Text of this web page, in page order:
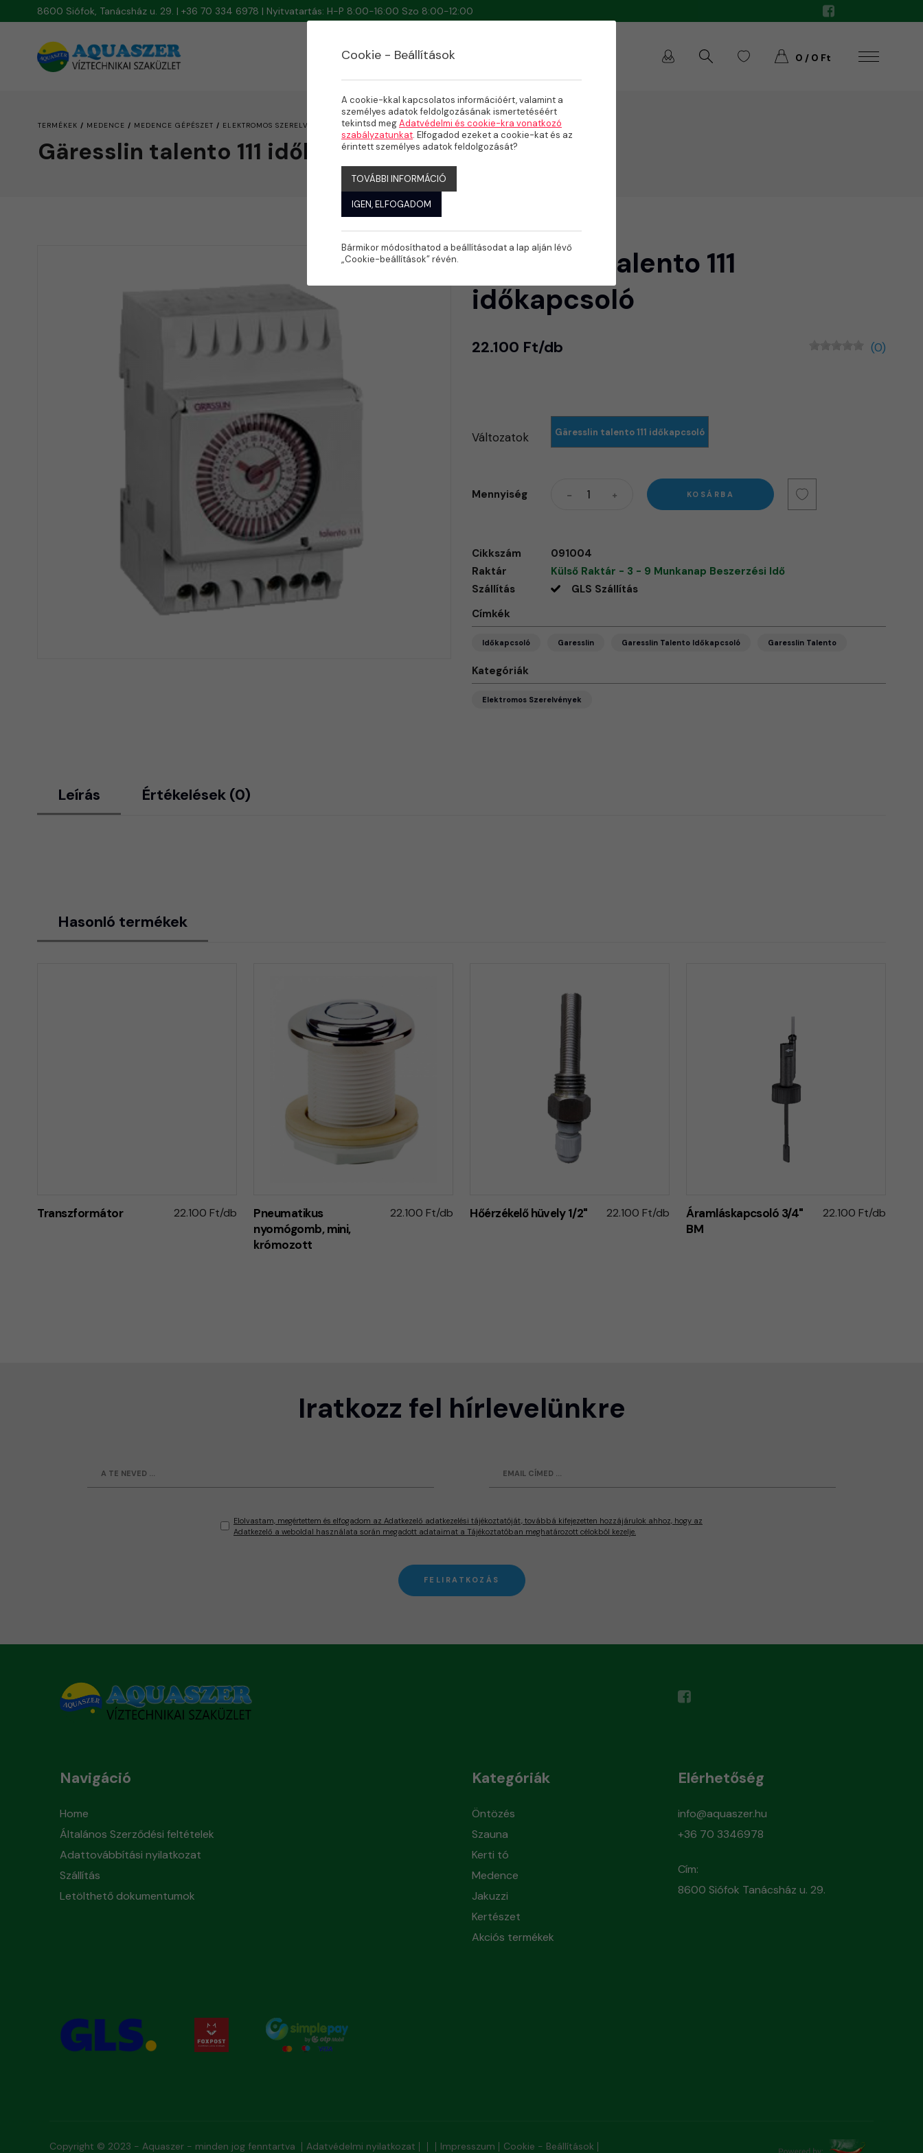
8600 Siófok, Tanácsház u. 29. | +36 70 334 6978 | Nyitvatartás: H-P 8:00-16:00 Szo 8:00-12:00
0 / 0 Ft
TERMÉKEK / MEDENCE / MEDENCE GÉPÉSZET / ELEKTROMOS SZERELVÉNYEK
Gäresslin talento 111 időkapcsoló
Gäresslin talento 111
időkapcsoló
22.100 Ft/db (0)
Változatok Gäresslin talento 111 időkapcsoló
Mennyiség KOSÁRBA
Cikkszám
091004
Raktár
Külső Raktár - 3 - 9 Munkanap Beszerzési Idő
Szállítás
GLS Szállítás
Címkék
Időkapcsoló Garesslin Garesslin Talento Időkapcsoló Garesslin Talento
Kategóriák
Elektromos Szerelvények
Leírás Értékelések (0)
Hasonló termékek
Transzformátor 22.100 Ft/db
Pneumatikus
nyomógomb, mini,
krómozott
22.100 Ft/db Hőérzékelő hüvely 1/2" 22.100 Ft/db
Áramláskapcsoló 3/4"
BM
22.100 Ft/db
Iratkozz fel hírlevelünkre
Elolvastam, megértettem és elfogadom az Adatkezelő adatkezelési tájékoztatóját, továbbá kifejezetten hozzájárulok ahhoz, hogy az
Adatkezelő a weboldal használata során megadott adataimat a Tájékoztatóban meghatározott célokból kezelje.
FELIRATKOZÁS
Navigáció
Home
Általános Szerződési feltételek
Adattovábbítási nyilatkozat
Szállítás
Letölthető dokumentumok
Kategóriák
Öntözés
Szauna
Kerti tó
Medence
Jakuzzi
Kertészet
Akciós termékek
Elérhetőség
info@aquaszer.hu
+36 70 3346978
Cím:
8600 Siófok Tanácsház u. 29.
Copyright © 2023 - Aquaszer - minden jog fenntartva Adatvédelmi nyilatkozat Impresszum Cookie - Beállítások
Cookie - Beállítások
A cookie-kkal kapcsolatos információért, valamint a
személyes adatok feldolgozásának ismertetéséért
tekintsd megAdatvédelmi és cookie-kra vonatkozó
szabályzatunkat. Elfogadod ezeket a cookie-kat és az
érintett személyes adatok feldolgozását?
TOVÁBBI INFORMÁCIÓ
IGEN, ELFOGADOM
Bármikor módosíthatod a beállításodat a lap alján lévő
„Cookie-beállítások” révén.